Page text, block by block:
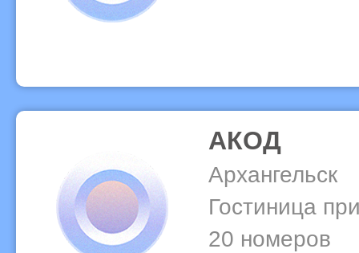
АКОД
Архангельск
Гостиница
20 номеров